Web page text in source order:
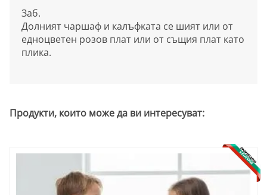
Заб.
Долният чаршаф и калъфката се шият или от
едноцветен розов плат или от същия плат като
плика.
Продукти, които може да ви интересуват: